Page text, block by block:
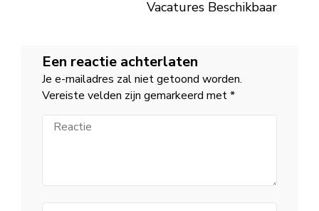
Vacatures Beschikbaar
Een reactie achterlaten
Je e-mailadres zal niet getoond worden.
Vereiste velden zijn gemarkeerd met*
Reactie